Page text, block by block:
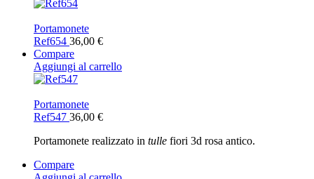
Portamonete
Ref654 36,00 €
Compare
Aggiungi al carrello
Portamonete
Ref547 36,00 €
Portamonete realizzato in tulle fiori 3d rosa antico.
Compare